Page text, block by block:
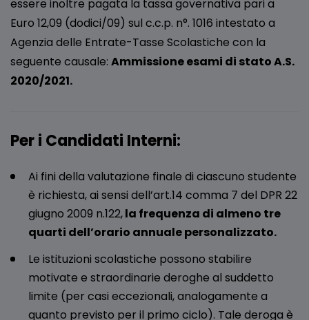
essere inoltre pagata la tassa governativa pari a
Euro 12,09 (dodici/09) sul c.c.p. n°. 1016 intestato a
Agenzia delle Entrate-Tasse Scolastiche con la
seguente causale: Ammissione esami di stato A.S.
2020/2021.
Per i Candidati Interni:
Ai fini della valutazione finale di ciascuno studente
è richiesta, ai sensi dell’art.14 comma 7 del DPR 22
giugno 2009 n.122,la frequenza di almeno tre
quarti dell’orario annuale personalizzato.
Le istituzioni scolastiche possono stabilire
motivate e straordinarie deroghe al suddetto
limite (per casi eccezionali, analogamente a
quanto previsto per il primo ciclo). Tale deroga è